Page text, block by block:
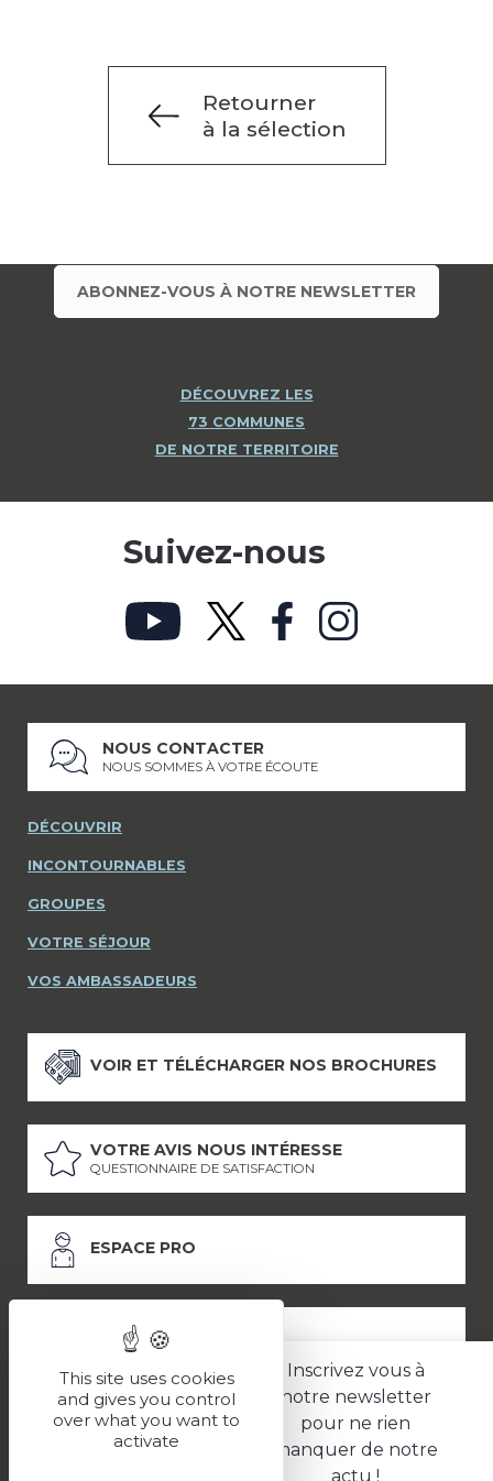
Retourner
à la sélection
Inscrivez vous à
notre newsletter
pour ne rien
manquer de notre
actu !
ABONNEZ-VOUS À NOTRE NEWSLETTER
DÉCOUVREZ LES
73 COMMUNES
DE NOTRE TERRITOIRE
Suivez-nous
NOUS CONTACTER
NOUS SOMMES À VOTRE ÉCOUTE
DÉCOUVRIR
INCONTOURNABLES
GROUPES
VOTRE SÉJOUR
VOS AMBASSADEURS
VOIR ET TÉLÉCHARGER NOS BROCHURES
VOTRE AVIS NOUS INTÉRESSE
QUESTIONNAIRE DE SATISFACTION
ESPACE PRO
ESPACE PRESSE
LES PARTENAIRES
Politique de confidentialité
This site uses cookies
and gives you control
over what you want to
activate